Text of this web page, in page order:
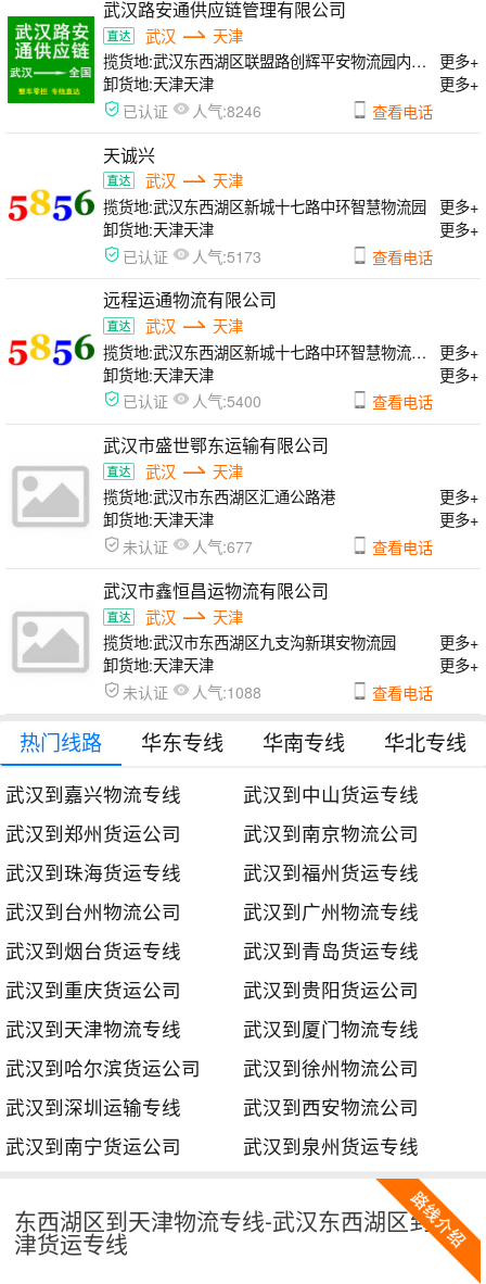
武汉路安通供应链管理有限公司
武汉
天津
揽货地:武汉东西湖区联盟路创辉平安物流园内3楼办公室
更多+
卸货地:天津天津 更多+
已认证 人气:8246 查看电话
天诚兴
武汉
天津
揽货地:武汉东西湖区新城十七路中环智慧物流园
更多+
卸货地:天津天津 更多+
已认证 人气:5173 查看电话
远程运通物流有限公司
武汉
天津
揽货地:武汉东西湖区新城十七路中环智慧物流园c22号
更多+
卸货地:天津天津 更多+
已认证 人气:5400 查看电话
武汉市盛世鄂东运输有限公司
武汉
天津
揽货地:武汉市东西湖区汇通公路港
更多+
卸货地:天津天津 更多+
未认证 人气:677 查看电话
武汉市鑫恒昌运物流有限公司
武汉
天津
揽货地:武汉市东西湖区九支沟新琪安物流园
更多+
卸货地:天津天津 更多+
未认证 人气:1088 查看电话
热门线路 华东专线 华南专线 华北专线
武汉到嘉兴物流专线
武汉到中山货运专线
武汉到郑州货运公司
武汉到南京物流公司
武汉到珠海货运专线
武汉到福州货运专线
武汉到台州物流公司
武汉到广州物流专线
武汉到烟台货运专线
武汉到青岛货运专线
武汉到重庆货运公司
武汉到贵阳货运公司
武汉到天津物流专线
武汉到厦门物流专线
武汉到哈尔滨货运公司
武汉到徐州物流公司
武汉到深圳运输专线
武汉到西安物流公司
武汉到南宁货运公司
武汉到泉州货运专线
东西湖区到天津物流专线-武汉东西湖区到天
津货运专线